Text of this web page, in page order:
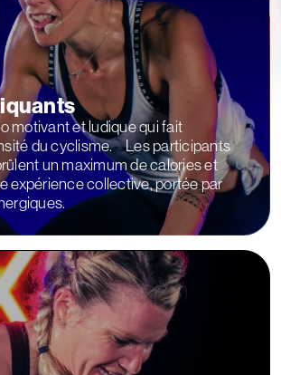
motivant et ludique qui fait
du cyclisme. Les participants
un maximum de calories et
expérience collective, portée par